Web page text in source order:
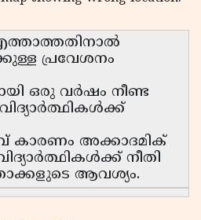
പ്രവേശനം
ഒരു വർഷം നീണ്ട
കാരണം അക്കാദമിക്
നീതി
ആവശ്യം.